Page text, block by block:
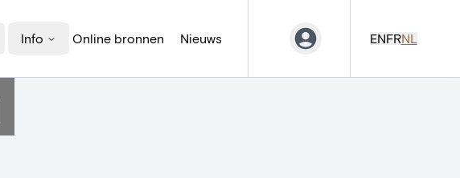
Info Online bronnen Nieuws ENFRNL